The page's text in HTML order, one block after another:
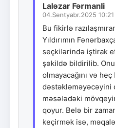
Laləzar Fərmanli
04.Sentyabr.2025 10:21
Bu fikirlə
Yıldırımın
seçkilərində iştirak
şəkildə bildirilib.
olmayacağını və
dəstəkləməyəcəyini
məsələdəki
qoyur. Belə bir
keçirmək isə,